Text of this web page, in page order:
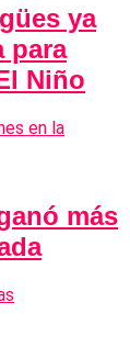
ya
para
Niño
más